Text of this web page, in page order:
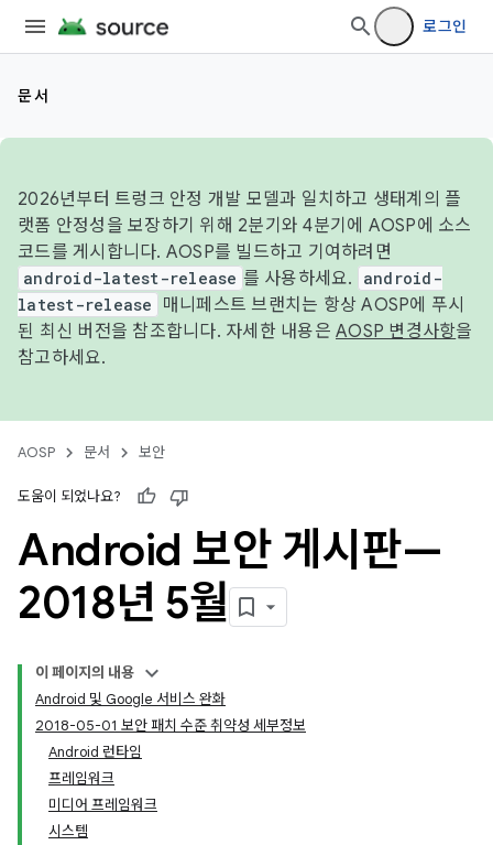
로그인
문서
2026년부터 트렁크 안정 개발 모델과 일치하고 생태계의 플
랫폼 안정성을 보장하기 위해 2분기와 4분기에 AOSP에 소스
코드를 게시합니다. AOSP를 빌드하고 기여하려면
android-latest-release 를 사용하세요.
android-
latest-release
매니페스트 브랜치는 항상 AOSP에 푸시
된 최신 버전을 참조합니다. 자세한 내용은 AOSP 변경사항을
참고하세요.
AOSP 문서 보안
도움이 되었나요?
Android 보안 게시판—
2018년 5월
이 페이지의 내용
Android 및 Google 서비스 완화
2018-05-01 보안 패치 수준 취약성 세부정보
Android 런타임
프레임워크
미디어 프레임워크
시스템